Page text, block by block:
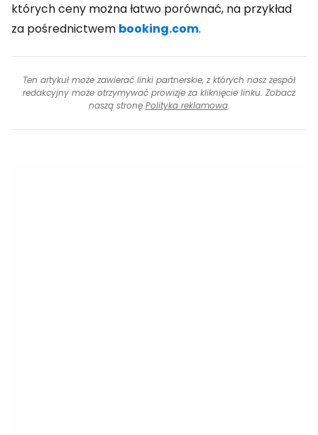
których ceny można łatwo porównać, na przykład
za pośrednictwem booking.com.
Ten artykuł może zawierać linki partnerskie, z których nasz zespół
redakcyjny może otrzymywać prowizje za kliknięcie linku. Zobacz
naszą stronę Polityka reklamowa.